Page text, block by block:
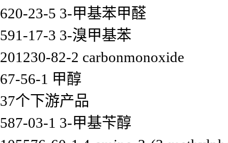
620-23-5 3-甲基苯甲醛
591-17-3 3-溴甲基苯
201230-82-2 carbonmonoxide
67-56-1 甲醇
37个下游产品
587-03-1 3-甲基苄醇